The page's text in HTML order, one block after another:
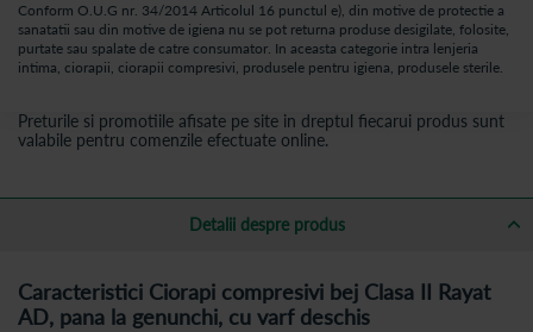
Conform O.U.G nr. 34/2014 Articolul 16 punctul e), din motive de protectie a
sanatatii sau din motive de igiena nu se pot returna produse desigilate, folosite,
purtate sau spalate de catre consumator. In aceasta categorie intra lenjeria
intima, ciorapii, ciorapii compresivi, produsele pentru igiena, produsele sterile.
Preturile si promotiile afisate pe site in dreptul fiecarui produs sunt
valabile pentru comenzile efectuate online.
Detalii despre produs
Caracteristici Ciorapi compresivi bej Clasa II Rayat
AD, pana la genunchi, cu varf deschis